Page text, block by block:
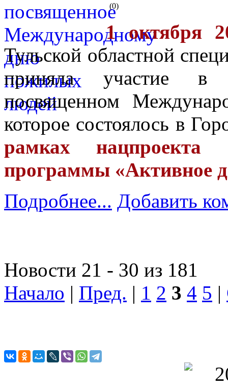
(0)
1 октября
Тульской областной
приняла участие в
посвященном
которое состоялось в
рамках нацпроекта
программы «Активное
Подробнее... Добавить
Новости 21 - 30 из 181
Начало | Пред. | 1 2 3 4 5 |